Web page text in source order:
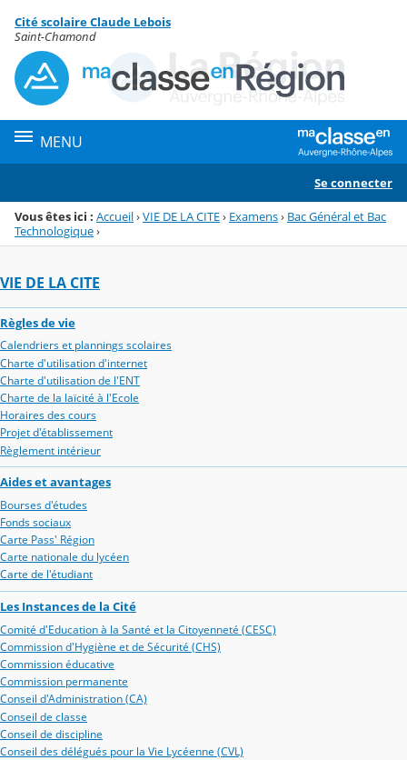
Menu de la rubrique
Contenu
Cité scolaire Claude Lebois
Saint-Chamond
MENU
Se connecter
Vous êtes ici : Accueil›VIE DE LA CITE› Examens› Bac Général et Bac
Technologique›
VIE DE LA CITE
Règles de vie
Calendriers et plannings scolaires
Charte d'utilisation d'internet
Charte d'utilisation de l'ENT
Charte de la laïcité à l'Ecole
Horaires des cours
Projet d'établissement
Règlement intérieur
Aides et avantages
Bourses d'études
Fonds sociaux
Carte Pass' Région
Carte nationale du lycéen
Carte de l'étudiant
Les Instances de la Cité
Comité d'Education à la Santé et la Citoyenneté (CESC)
Commission d'Hygiène et de Sécurité (CHS)
Commission éducative
Commission permanente
Conseil d'Administration (CA)
Conseil de classe
Conseil de discipline
Conseil des délégués pour la Vie Lycéenne (CVL)